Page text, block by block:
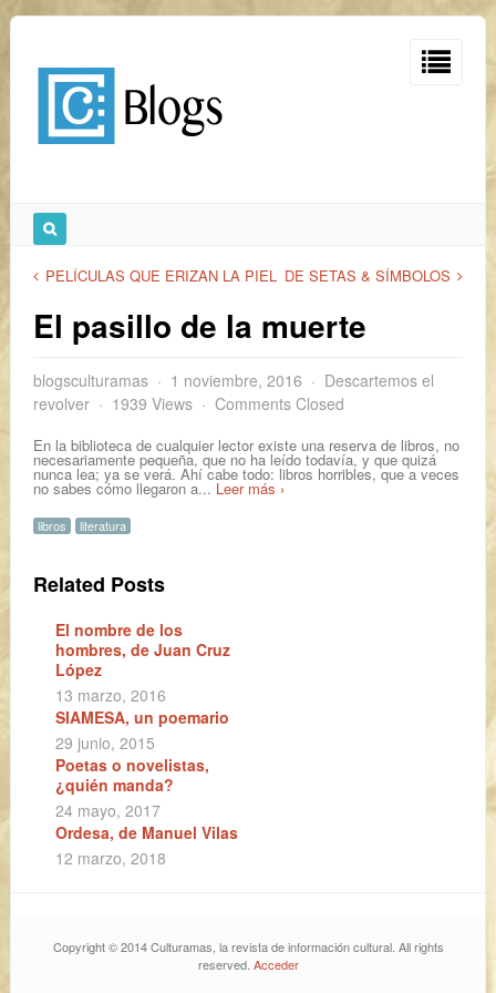
PELÍCULAS QUE ERIZAN LA PIEL DE SETAS & SÍMBOLOS
El pasillo de la muerte
blogsculturamas 1 noviembre, 2016
Descartemos el
revolver
1939 Views Comments Closed
En la biblioteca de cualquier lector existe una reserva de libros, no
necesariamente pequeña, que no ha leído todavía, y que quizá
nunca lea; ya se verá. Ahí cabe todo: libros horribles, que a veces
no sabes cómo llegaron a... Leer más ›
libros literatura
Related Posts
El nombre de los
hombres, de Juan Cruz
López
13 marzo, 2016
SIAMESA, un poemario
29 junio, 2015
Poetas o novelistas,
¿quién manda?
24 mayo, 2017
Ordesa, de Manuel Vilas
12 marzo, 2018
Copyright © 2014 Culturamas, la revista de información cultural. All rights
reserved. Acceder